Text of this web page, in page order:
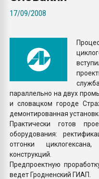
17/09/2008
параллельно на двух
и словацком городе
демонтированная
Практически готов
оборудования:
отгонки
конструкций.
Предпроектную
ведет Гродненский ГИАП.